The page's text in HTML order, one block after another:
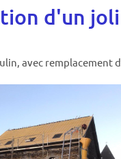
d'un
avec remplacement